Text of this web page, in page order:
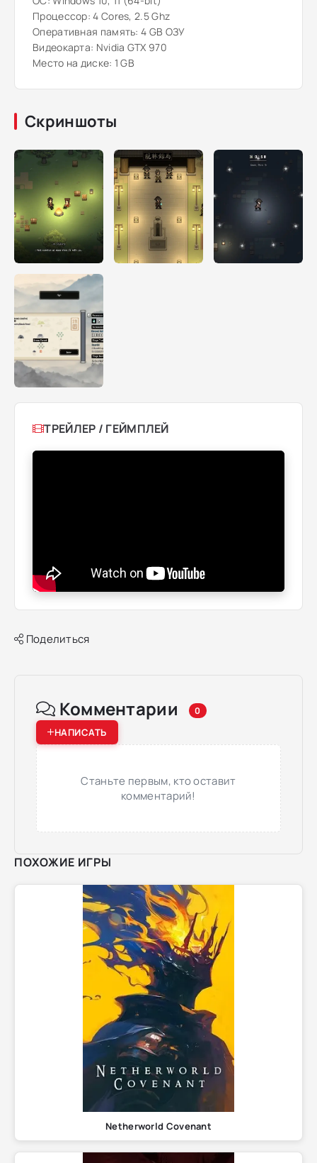
Процессор: 4 Cores, 2.5 Ghz
Оперативная память: 4 GB ОЗУ
Видеокарта: Nvidia GTX 970
Место на диске: 1 GB
Скриншоты
ТРЕЙЛЕР / ГЕЙМПЛЕЙ
Поделиться
Комментарии 0
НАПИСАТЬ
Станьте первым, кто оставит
комментарий!
ПОХОЖИЕ ИГРЫ
Netherworld Covenant